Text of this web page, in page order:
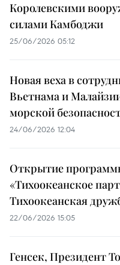
Королевскими
силами Камбоджи
25/06/2026 05:12
Новая веха в
Вьетнама и
морской
24/06/2026 12:04
Открытие
«Тихоокеанское
Тихоокеанская
22/06/2026 15:05
Генсек, Президент